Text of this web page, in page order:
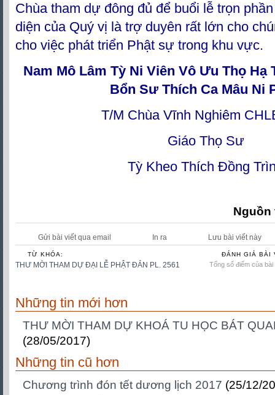
Chùa tham dự đông đủ để buổi lễ trọn
diện của Quý vị là trợ duyên rất lớn cho
cho việc phát triển Phật sự trong khu vực.
Nam Mô Lâm Tỳ Ni Viên Vô Ưu Thọ Hạ
Bổn Sư Thích Ca Mâu Ni
T/M Chùa Vĩnh Nghiêm
Giáo Thọ Sư
Tỳ Kheo Thích Đồng
Gửi bài viết qua email In ra Lưu bài viết này
TỪ KHÓA:
THƯ MỜI THAM DỰ ĐẠI LỄ PHẬT ĐẢN PL. 2561
ĐÁNH GIÁ BÀI
Tổng số điểm của
Những tin mới hơn
THƯ MỜI THAM DỰ KHOÁ TU HỌC BÁT
(28/05/2017)
Những tin cũ hơn
Chương trình đón tết dương lịch 2017 (25/12/